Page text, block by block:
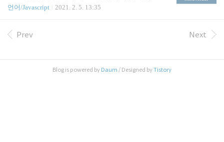
document.write("window === this"); } } func(); 위 예
작성하였습니다. ( 출처 : https://opentutorials.org/cours
를 통해서 알아보자. function func(){ alert('Hello?'); }
객체를 명시하지 않으면 암시적으로 window의 프로
언어/Javascript 2021. 2. 5. 13:35
Prev Next
Blog is powered by Daum / Designed byTistory